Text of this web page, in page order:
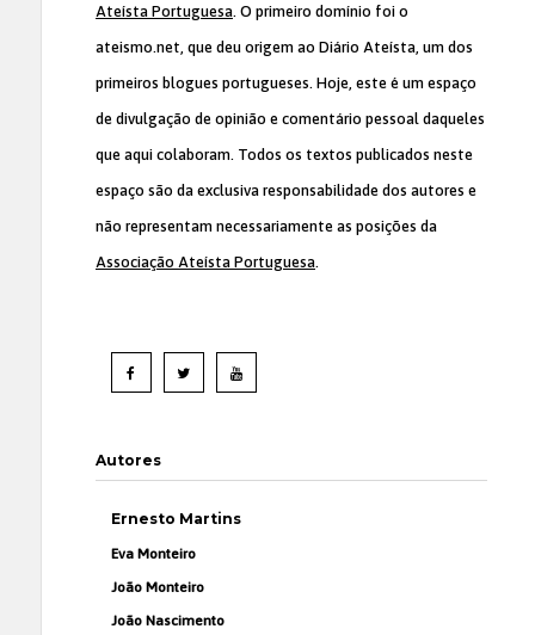
Ateísta Portuguesa. O primeiro domínio foi o
ateismo.net, que deu origem ao Diário Ateísta, um dos
primeiros blogues portugueses. Hoje, este é um espaço
de divulgação de opinião e comentário pessoal daqueles
que aqui colaboram. Todos os textos publicados neste
espaço são da exclusiva responsabilidade dos autores e
não representam necessariamente as posições da
Associação Ateísta Portuguesa.
Autores
Ernesto Martins
Eva Monteiro
João Monteiro
João Nascimento